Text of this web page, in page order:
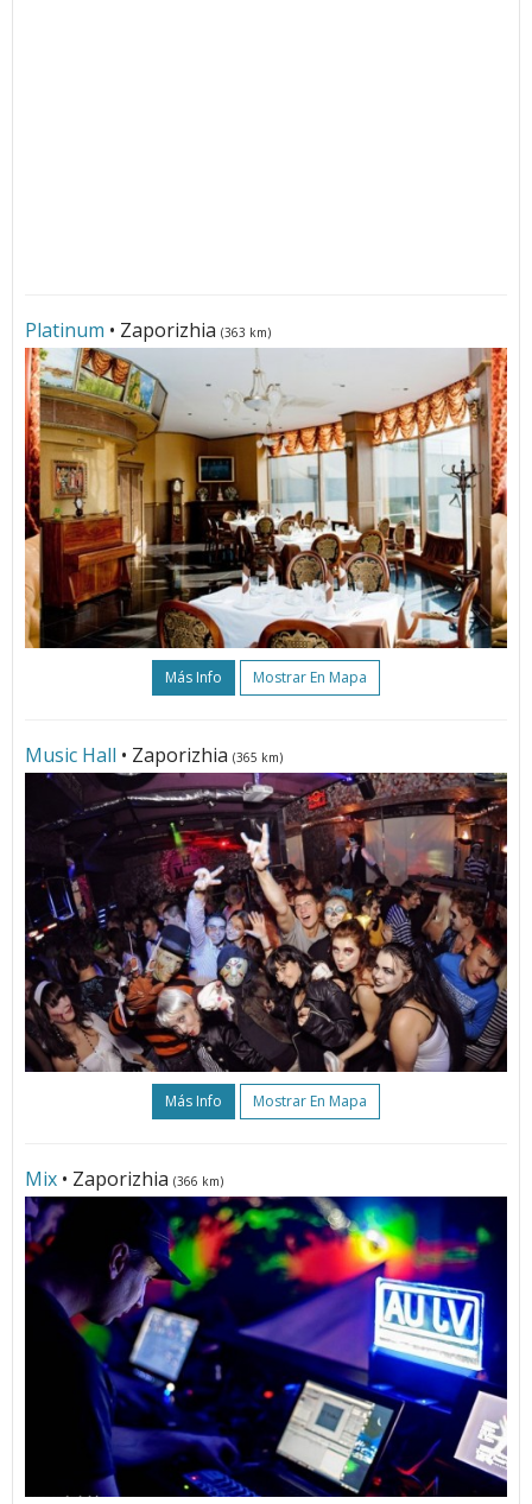
Platinum • Zaporizhia (363 km)
Más Info Mostrar En Mapa
Music Hall • Zaporizhia (365 km)
Más Info Mostrar En Mapa
Mix • Zaporizhia (366 km)